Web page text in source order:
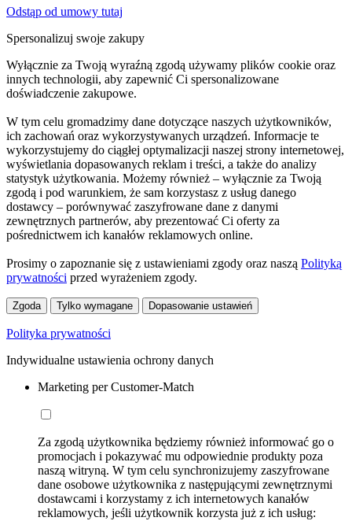
Odstąp od umowy tutaj
Spersonalizuj swoje zakupy
Wyłącznie za Twoją wyraźną zgodą używamy plików cookie oraz
innych technologii, aby zapewnić Ci spersonalizowane
doświadczenie zakupowe.
W tym celu gromadzimy dane dotyczące naszych użytkowników,
ich zachowań oraz wykorzystywanych urządzeń. Informacje te
wykorzystujemy do ciągłej optymalizacji naszej strony internetowej,
wyświetlania dopasowanych reklam i treści, a także do analizy
statystyk użytkowania. Możemy również – wyłącznie za Twoją
zgodą i pod warunkiem, że sam korzystasz z usług danego
dostawcy – porównywać zaszyfrowane dane z danymi
zewnętrznych partnerów, aby prezentować Ci oferty za
pośrednictwem ich kanałów reklamowych online.
Prosimy o zapoznanie się z ustawieniami zgody oraz naszą Polityką
prywatności przed wyrażeniem zgody.
Zgoda Tylko wymagane Dopasowanie ustawień
Polityka prywatności
Indywidualne ustawienia ochrony danych
Marketing per Customer-Match
Za zgodą użytkownika będziemy również informować go o
promocjach i pokazywać mu odpowiednie produkty poza
naszą witryną. W tym celu synchronizujemy zaszyfrowane
dane osobowe użytkownika z następującymi zewnętrznymi
dostawcami i korzystamy z ich internetowych kanałów
reklamowych, jeśli użytkownik korzysta już z ich usług: